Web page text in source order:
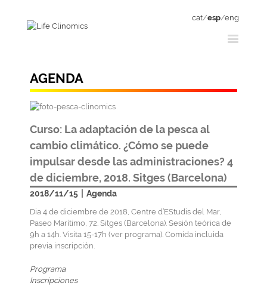
cat/esp/eng
AGENDA
Curso: La adaptación de la pesca al
cambio climático. ¿Cómo se puede
impulsar desde las administraciones? 4
de diciembre, 2018. Sitges (Barcelona)
2018/11/15 Agenda
Dia 4 de diciembre de 2018, Centre d’EStudis del Mar,
Paseo Marítimo, 72. Sitges (Barcelona). Sesión teórica de
9h a 14h. Visita 15-17h (ver programa). Comida incluida
previa inscripción.
Programa
Inscripciones